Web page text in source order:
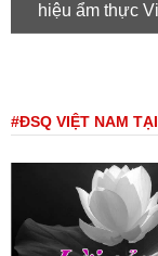
hiệu ẩm thực
#ĐSQ VIỆT NAM